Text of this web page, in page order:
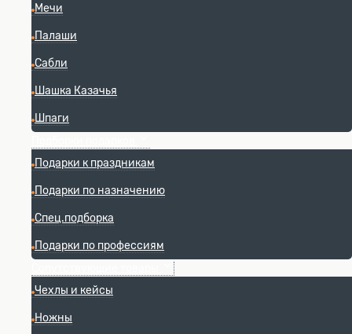
Мечи
Палаши
Сабли
Шашка Казачья
Шпаги
Подарки к праздникам
Подарки по назначению
Спец.подборка
Подарки по профессиям
Чехлы и кейсы
Ножны